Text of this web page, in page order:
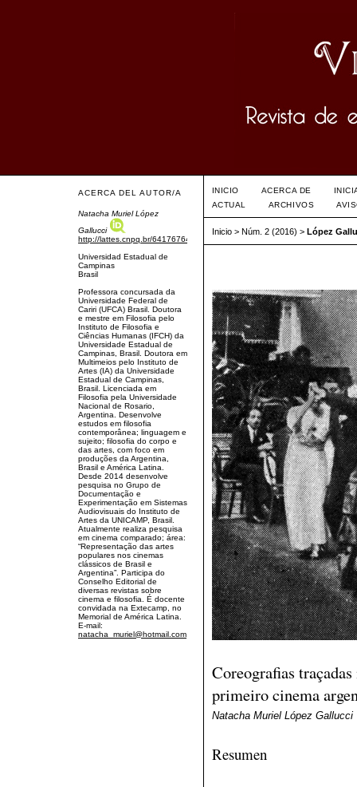
ACERCA DEL AUTOR/A
Natacha Muriel López
Gallucci
http://lattes.cnpq.br/6417676403385648
Universidad Estadual de
Campinas
Brasil
Professora concursada da
Universidade Federal de
Cariri (UFCA) Brasil. Doutora
e mestre em Filosofia pelo
Instituto de Filosofia e
Ciências Humanas (IFCH) da
Universidade Estadual de
Campinas, Brasil. Doutora em
Multimeios pelo Instituto de
Artes (IA) da Universidade
Estadual de Campinas,
Brasil. Licenciada em
Filosofia pela Universidade
Nacional de Rosario,
Argentina. Desenvolve
estudos em filosofia
contemporânea; linguagem e
sujeito; filosofia do corpo e
das artes, com foco em
produções da Argentina,
Brasil e América Latina.
Desde 2014 desenvolve
pesquisa no Grupo de
Documentação e
Experimentação em Sistemas
Audiovisuais do Instituto de
Artes da UNICAMP, Brasil.
Atualmente realiza pesquisa
em cinema comparado; área:
“Representação das artes
populares nos cinemas
clássicos de Brasil e
Argentina”. Participa do
Conselho Editorial de
diversas revistas sobre
cinema e filosofia. É docente
convidada na Extecamp, no
Memorial de América Latina.
E-mail:
natacha_muriel@hotmail.com
INICIO ACERCA DE
ACTUAL
ARCHIVOS
Inicio> Núm. 2 (2016) > López
Coreografias
primeiro cinema
Natacha Muriel López Gallucci
Resumen